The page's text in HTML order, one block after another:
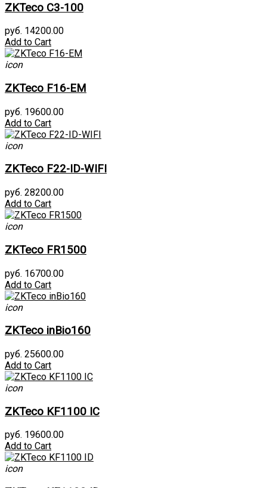
ZKTeco C3-100
руб. 14200.00
Add to Cart
icon
ZKTeco F16-EM
руб. 19600.00
Add to Cart
icon
ZKTeco F22-ID-WIFI
руб. 28200.00
Add to Cart
icon
ZKTeco FR1500
руб. 16700.00
Add to Cart
icon
ZKTeco inBio160
руб. 25600.00
Add to Cart
icon
ZKTeco KF1100 IC
руб. 19600.00
Add to Cart
icon